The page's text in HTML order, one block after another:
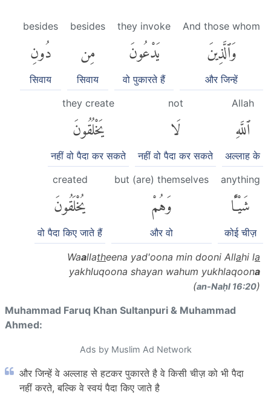
And those whom
وَٱلَّذِينَ
और जिन्हें
they invoke
يَدْعُونَ
वो पुकारते हैं
besides
مِن
सिवाय
besides
دُونِ
सिवाय
Allah
ٱللَّهِ
अल्लाह के
not
لَا
नहीं वो पैदा कर सकते
they create
يَخْلُقُونَ
नहीं वो पैदा कर सकते
anything
شَيْـًٔا
कोई चीज़
but (are) themselves
وَهُمْ
और वो
created
يُخْلَقُونَ
वो पैदा किए जाते हैं
Waallatheena yad'oona min dooni Allahi la
yakhluqoona shayan wahum yukhlaqoona
(an-Naḥl 16:20)
Muhammad Faruq Khan Sultanpuri & Muhammad
Ahmed:
Ads by Muslim Ad Network
और जिन्हें वे अल्लाह से हटकर पुकारते है वे किसी चीज़ को भी पैदा
नहीं करते, बल्कि वे स्वयं पैदा किए जाते है